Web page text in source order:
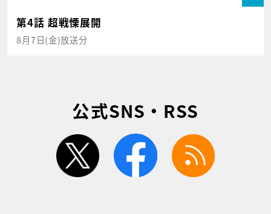
第4話 超戦慄展開
8月7日(金)放送分
公式SNS・RSS
twitter facebook